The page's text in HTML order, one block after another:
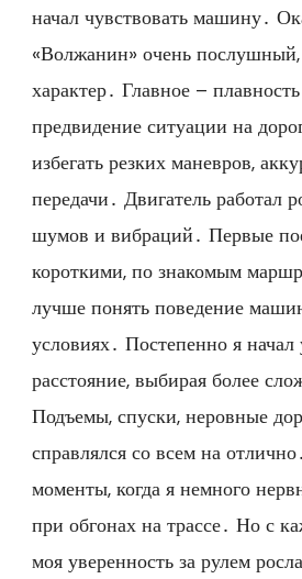
начал чувствовать машину․
«Волжанин» очень послушный,
характер․ Главное –
предвидение ситуации на
избегать резких маневров,
передачи․ Двигатель работал
шумов и вибраций․ Первые
короткими, по знакомым
лучше понять поведение
условиях․ Постепенно я начал
расстояние, выбирая более
Подъемы, спуски, неровные
справлялся со всем на
моменты, когда я немного
при обгонах на трассе․ Но с
моя уверенность за рулем